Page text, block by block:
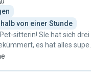
von einer Stunde
sitterin! SIe hat sich drei
es hat alles super
sofort wieder